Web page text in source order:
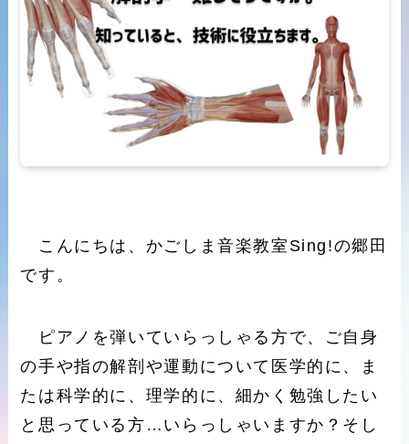
こんにちは、かごしま音楽教室Sing!の郷田
です。
ピアノを弾いていらっしゃる方で、ご自身
の手や指の解剖や運動について医学的に、ま
たは科学的に、理学的に、細かく勉強したい
と思っている方…いらっしゃいますか？そし